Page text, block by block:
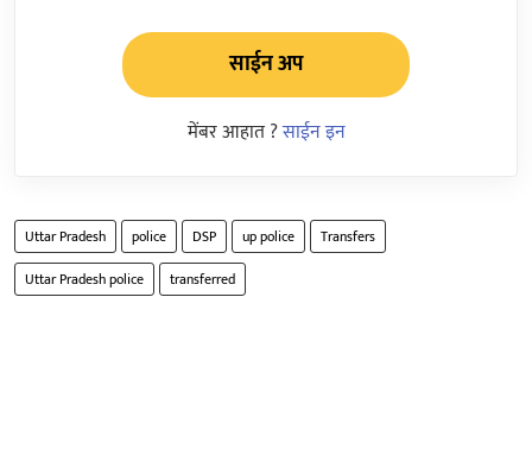
साईन अप
मेंबर आहात ?साईन इन
Uttar Pradesh police DSP up police
Transfers
Uttar Pradesh police
transferred